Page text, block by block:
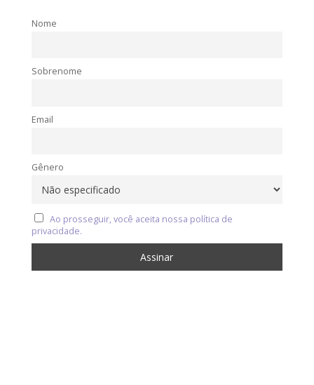
Nome
Sobrenome
Email
Gênero
Ao prosseguir, você aceita nossa política de
privacidade.